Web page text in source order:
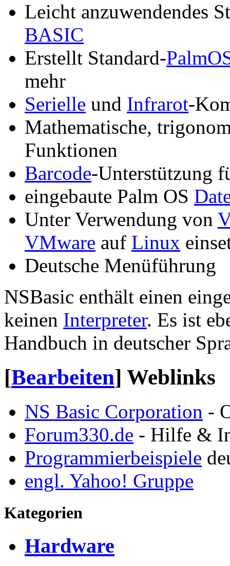
Leicht anzuwendendes
BASIC
Erstellt Standard-
mehr
Serielle und Infrarot-
Mathematische,
Funktionen
Barcode-Unterstützung
eingebaute Palm OS
Unter Verwendung von
VMware auf Linux
Deutsche Menüführung
NSBasic enthält einen
keinen Interpreter. Es ist
Handbuch in deutscher
[Bearbeiten] Weblinks
NS Basic Corporation -
Forum330.de - Hilfe &
Programmierbeispiele
engl. Yahoo! Gruppe
Kategorien
Hardware